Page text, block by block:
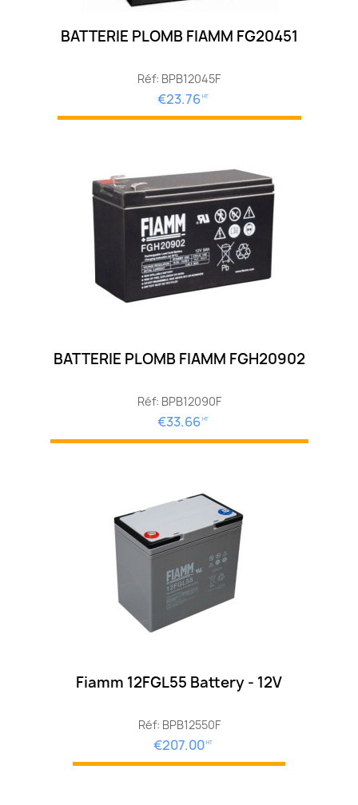
BATTERIE PLOMB FIAMM FG20451
Réf: BPB12045F
€23.76 HT
BATTERIE PLOMB FIAMM FGH20902
Réf: BPB12090F
€33.66 HT
Fiamm 12FGL55 Battery - 12V
Réf: BPB12550F
€207.00 HT